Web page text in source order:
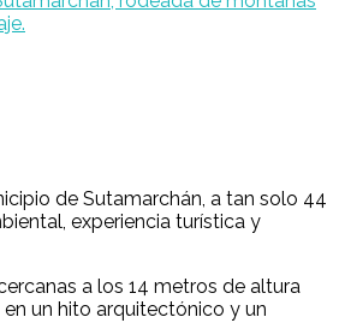
de Sutamarchán, a tan solo 44
experiencia turística y
a los 14 metros de altura
un hito arquitectónico y un